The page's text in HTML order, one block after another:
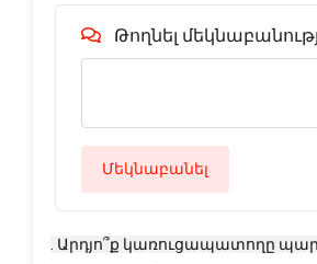
Թողնել
Մեկնաբանել
. Արդյո՞ք կառուցապատողը